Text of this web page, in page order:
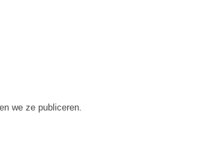
we ze publiceren.